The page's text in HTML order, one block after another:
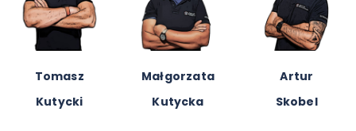
Anna
Niemirycz
Adam
Kościelniak